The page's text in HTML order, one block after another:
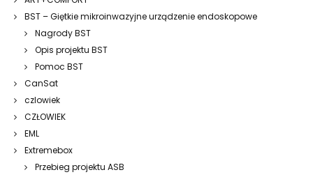
BST – Giętkie mikroinwazyjne urządzenie endoskopowe
Nagrody BST
Opis projektu BST
Pomoc BST
CanSat
czlowiek
CZŁOWIEK
EML
Extremebox
Przebieg projektu ASB